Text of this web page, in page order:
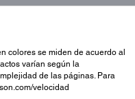
colores se miden de acuerdo al
varían según la
de las páginas. Para
velocidad